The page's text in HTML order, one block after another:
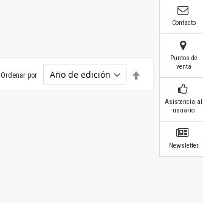
Ordenar por
descendente
Contacto
Puntos de
venta
Asistencia al
usuario
Newsletter